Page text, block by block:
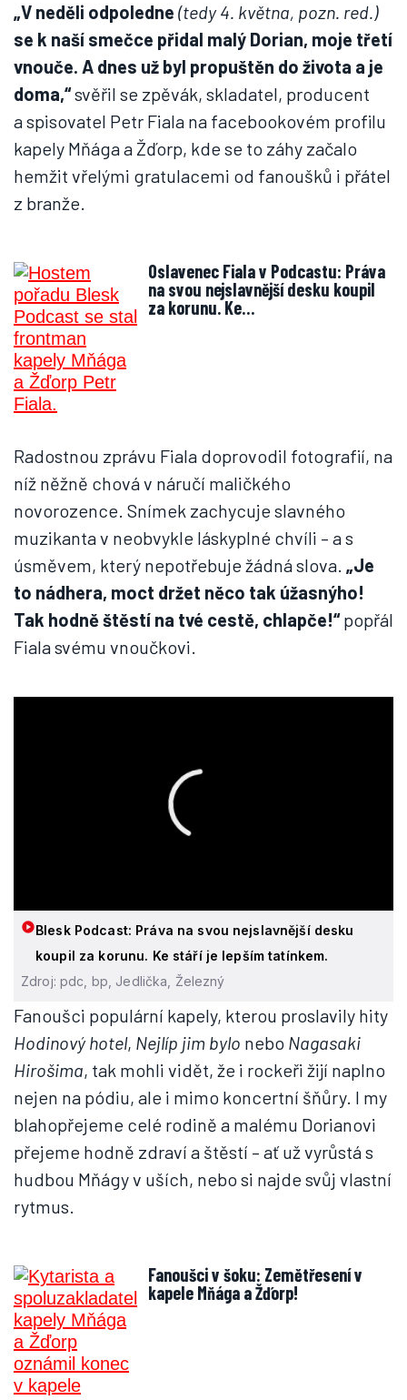
„V neděli odpoledne (tedy 4. května, pozn. red.)
se k naší smečce přidal malý Dorian, moje třetí
vnouče. A dnes už byl propuštěn do života a je
doma,“svěřil se zpěvák, skladatel, producent
a spisovatel Petr Fiala na facebookovém profilu
kapely Mňága a Žďorp, kde se to záhy začalo
hemžit vřelými gratulacemi od fanoušků i přátel
z branže.
Oslavenec Fiala v Podcastu: Práva
na svou nejslavnější desku koupil
za korunu. Ke…
Radostnou zprávu Fiala doprovodil fotografií, na
níž něžně chová v náručí maličkého
novorozence. Snímek zachycuje slavného
muzikanta v neobvykle láskyplné chvíli – a s
úsměvem, který nepotřebuje žádná slova. „Je
to nádhera, moct držet něco tak úžasnýho!
Tak hodně štěstí na tvé cestě, chlapče!“popřál
Fiala svému vnoučkovi.
Blesk Podcast: Práva na svou nejslavnější desku
koupil za korunu. Ke stáří je lepším tatínkem.
Zdroj: pdc, bp, Jedlička, Železný
Fanoušci populární kapely, kterou proslavily hity
Hodinový hotel, Nejlíp jim bylo nebo Nagasaki
Hirošima, tak mohli vidět, že i rockeři žijí naplno
nejen na pódiu, ale i mimo koncertní šňůry. I my
blahopřejeme celé rodině a malému Dorianovi
přejeme hodně zdraví a štěstí – ať už vyrůstá s
hudbou Mňágy v uších, nebo si najde svůj vlastní
rytmus.
Fanoušci v šoku: Zemětřesení v
kapele Mňága a Žďorp!